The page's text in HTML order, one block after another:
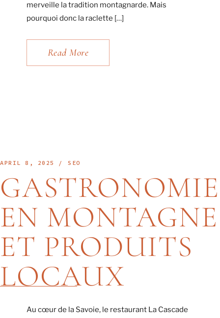
merveille la tradition montagnarde. Mais
pourquoi donc la raclette […]
Read More
APRIL 8, 2025 SEO
GASTRONOMIE
EN MONTAGNE
ET PRODUITS
LOCAUX
Au cœur de la Savoie, le restaurant La Cascade